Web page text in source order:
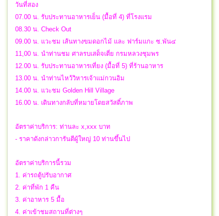
วันที่สอง
07.00 น. รับประทานอาหารเย็น (มื้อที่ 4) ที่โรงแรม
08.30 น. Check Out
09.00 น. แวะชม เส้นทางขมดอกไม้ และ ฟาร์มแกะ ซ.พัน๔
11,00 น. นำท่านชม ศาลรบเสด็จเตี่ย กรมหลวงชุมพร
12.00 น. รับประทานอาหารเที่ยง (มื้อที่ 5) ที่ร้านอาหาร
13.00 น. นำท่านไหว้วิหารเจ้าแม่กวนอิม
14.00 น. แวะชม Golden Hill Village
16.00 น. เดินทางกลับที่หมายโดยสวัสดิ์ภาพ
อัตราค่าบริการ: ท่านละ x,xxx บาท
- ราคาดังกล่าวการันตีผู้ใหญ่ 10 ท่านขึ้นไป
อัตราค่าบริการนี้รวม
1. ค่ารถตู้ปรับอากาศ
2. ค่าที่พัก 1 คืน
3. ค่าอาหาร 5 มื้อ
4. ค่าเข้าชมสถานที่ต่างๆ